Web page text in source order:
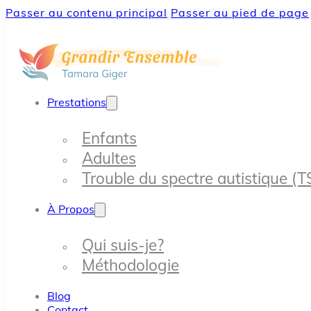
Passer au contenu principal Passer au pied de page
Prestations
Enfants
Adultes
Trouble du spectre autistique
À Propos
Qui suis-je?
Méthodologie
Blog